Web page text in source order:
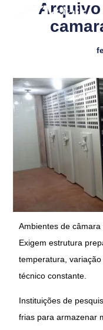
Ambientes de
Exigem estrutura
temperatura,
técnico constante.
Instituições de
frias para armazenar